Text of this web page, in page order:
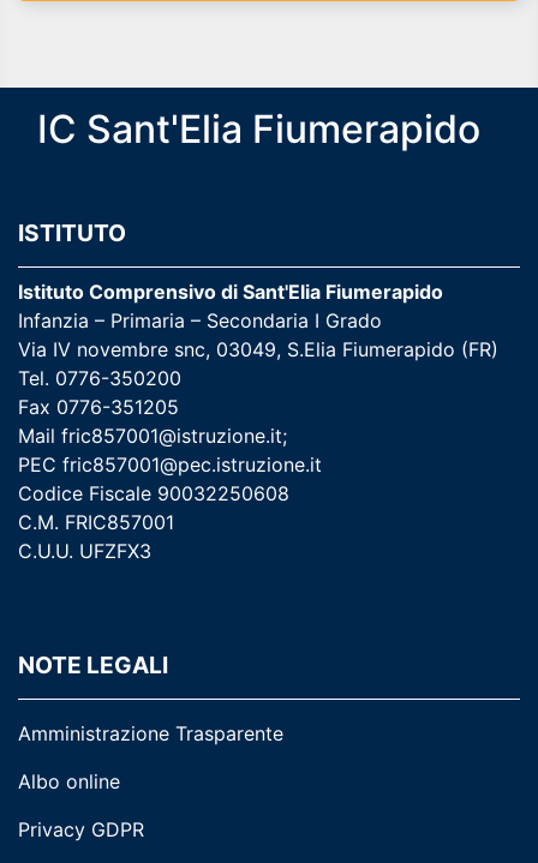
IC Sant'Elia Fiumerapido
ISTITUTO
Istituto Comprensivo di Sant'Elia Fiumerapido
Infanzia – Primaria – Secondaria I Grado
Via IV novembre snc, 03049, S.Elia Fiumerapido (FR)
Tel. 0776-350200
Fax 0776-351205
Mail fric857001@istruzione.it;
PEC fric857001@pec.istruzione.it
Codice Fiscale 90032250608
C.M. FRIC857001
C.U.U. UFZFX3
NOTE LEGALI
Amministrazione Trasparente
Albo online
Privacy GDPR